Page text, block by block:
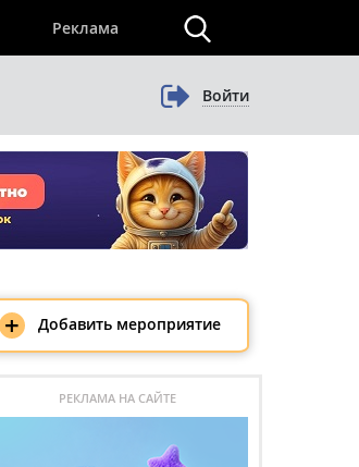
Реклама
Войти
+ Добавить мероприятие
РЕКЛАМА НА САЙТЕ